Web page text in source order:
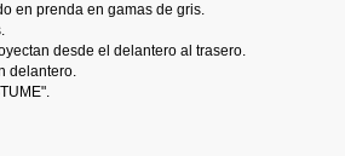
en prenda en gamas de gris.
desde el delantero al trasero.
delantero.